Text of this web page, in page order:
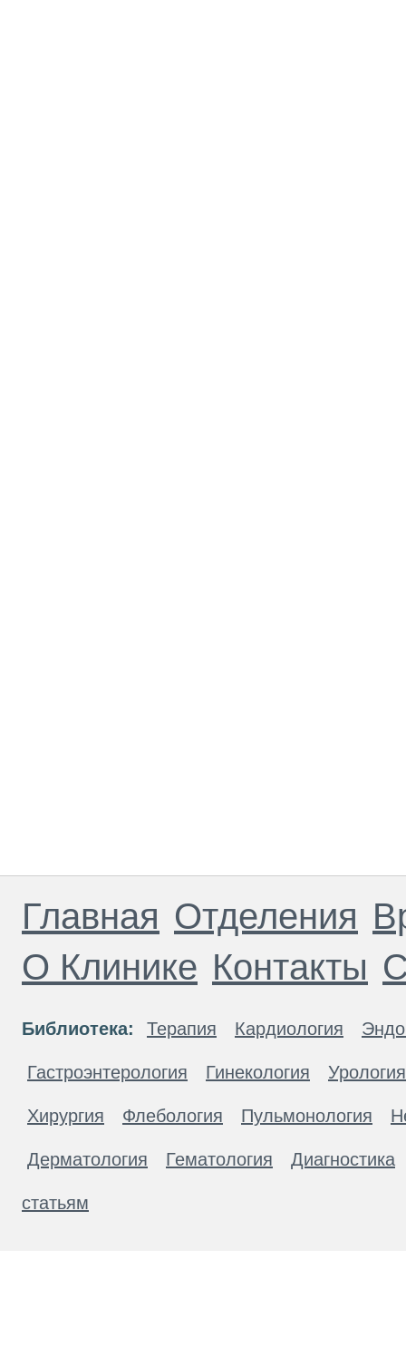
Главная Отделения
О Клинике Контакты
Библиотека: Терапия Кардиология
Гастроэнтерология Гинекология Урология
Хирургия Флебология Пульмонология
Дерматология Гематология Диагностика
статьям